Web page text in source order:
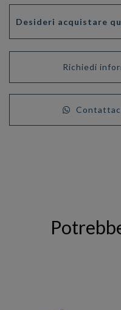
Desideri acquistare
Richiedi